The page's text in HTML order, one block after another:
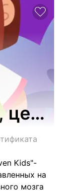
центр
Kids"-
на
мозга